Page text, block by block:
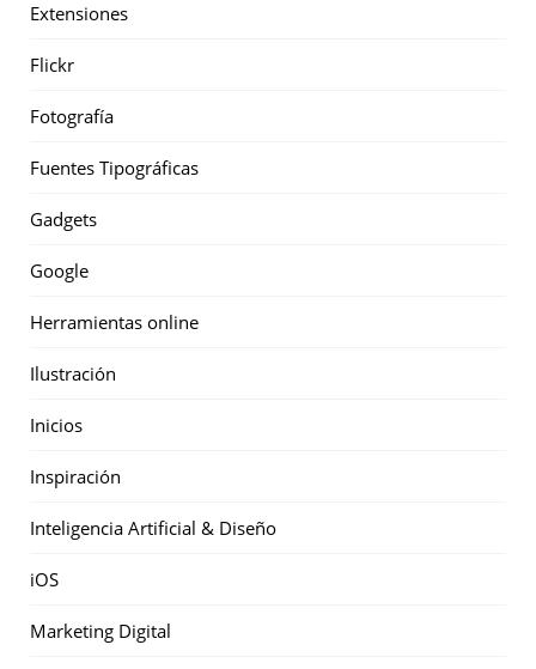
Extensiones
Flickr
Fotografía
Fuentes Tipográficas
Gadgets
Google
Herramientas online
Ilustración
Inicios
Inspiración
Inteligencia Artificial & Diseño
iOS
Marketing Digital